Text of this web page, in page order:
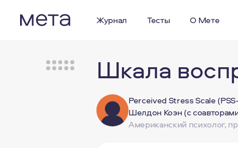
Журнал Тесты О Мете
Шкала
Perceived Stress Scale
Шелдон Коэн (с
Американский психолог,